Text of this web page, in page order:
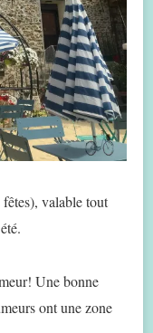
valable tout
Une bonne
ont une zone